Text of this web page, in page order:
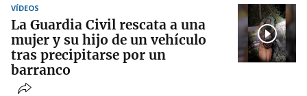
VÍDEOS
La Guardia Civil rescata a una
mujer y su hijo de un vehículo
tras precipitarse por un
barranco